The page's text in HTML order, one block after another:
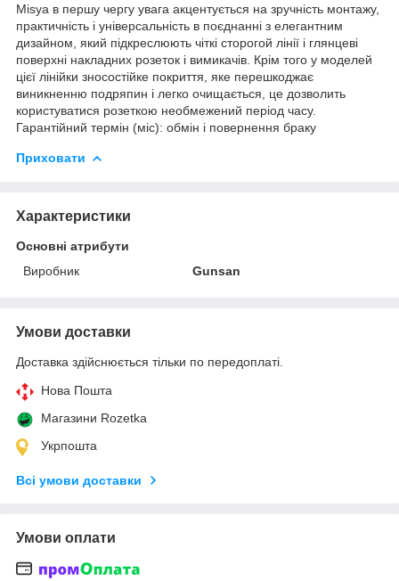
Misya в першу чергу увага акцентується на зручність монтажу,
практичність і універсальність в поєднанні з елегантним
дизайном, який підкреслюють чіткі сторогой лінії і глянцеві
поверхні накладних розеток і вимикачів. Крім того у моделей
цієї лінійки зносостійке покриття, яке перешкоджає
виникненню подряпин і легко очищається, це дозволить
користуватися розеткою необмежений період часу.
Гарантійний термін (міс): обмін і повернення браку
Приховати
Характеристики
Основні атрибути
Виробник
Gunsan
Умови доставки
Доставка здійснюється тільки по передоплаті.
Нова Пошта
Магазини Rozetka
Укрпошта
Всі умови доставки
Умови оплати